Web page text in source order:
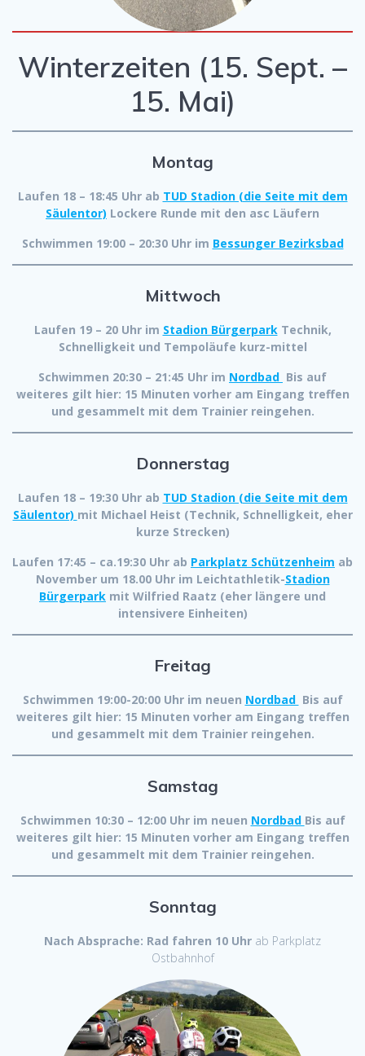
Winterzeiten (15. Sept. –
15. Mai)
Montag
Laufen 18 – 18:45 Uhr ab TUD Stadion (die Seite mit dem
Säulentor) Lockere Runde mit den asc Läufern
Schwimmen 19:00 – 20:30 Uhr im Bessunger Bezirksbad
Mittwoch
Laufen 19 – 20 Uhr im Stadion BürgerparkTechnik,
Schnelligkeit und Tempoläufe kurz-mittel
Schwimmen 20:30 – 21:45 Uhr im Nordbad Bis auf
weiteres gilt hier: 15 Minuten vorher am Eingang treffen
und gesammelt mit dem Trainier reingehen.
Donnerstag
Laufen 18 – 19:30 Uhr ab TUD Stadion (die Seite mit dem
Säulentor) mit Michael Heist (Technik, Schnelligkeit, eher
kurze Strecken)
Laufen 17:45 – ca.19:30 Uhr ab Parkplatz Schützenheim ab
November um 18.00 Uhr im Leichtathletik-Stadion
Bürgerpark mit Wilfried Raatz (eher längere und
intensivere Einheiten)
Freitag
Schwimmen 19:00-20:00 Uhr im neuen Nordbad Bis auf
weiteres gilt hier: 15 Minuten vorher am Eingang treffen
und gesammelt mit dem Trainier reingehen.
Samstag
Schwimmen 10:30 – 12:00 Uhr im neuen Nordbad Bis auf
weiteres gilt hier: 15 Minuten vorher am Eingang treffen
und gesammelt mit dem Trainier reingehen.
Sonntag
Nach Absprache: Rad fahren 10 Uhr ab Parkplatz
Ostbahnhof